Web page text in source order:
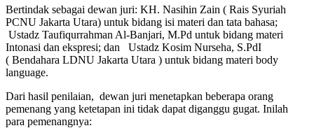
Bertindak sebagai dewan juri: KH. Nasihin Zain ( Rais Syuriah
PCNU Jakarta Utara) untuk bidang isi materi dan tata bahasa;
Ustadz Taufiqurrahman Al-Banjari, M.Pd untuk bidang materi
Intonasi dan ekspresi; dan Ustadz Kosim Nurseha, S.PdI
( Bendahara LDNU Jakarta Utara ) untuk bidang materi body
language.
Dari hasil penilaian, dewan juri menetapkan beberapa orang
pemenang yang ketetapan ini tidak dapat diganggu gugat. Inilah
para pemenangnya: